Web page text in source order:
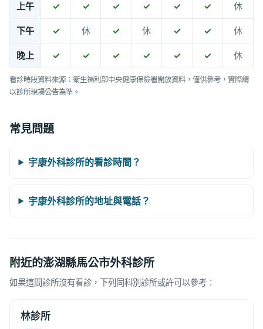
上午 ✓ ✓ ✓ ✓ ✓ ✓ 休
下午 ✓ 休 ✓ 休 ✓ ✓ 休
晚上 ✓ ✓ ✓ ✓ ✓ ✓ 休
看診時段資料來源：衛生福利部中央健康保險署開放資料，僅供參考，實際請
以診所現場公告為準。
常見問題
宇康外科診所的看診時間？
宇康外科診所的地址與電話？
附近的澎湖縣馬公市外科診所
如果這間診所沒有看診，下列同科別診所或許可以參考：
林診所